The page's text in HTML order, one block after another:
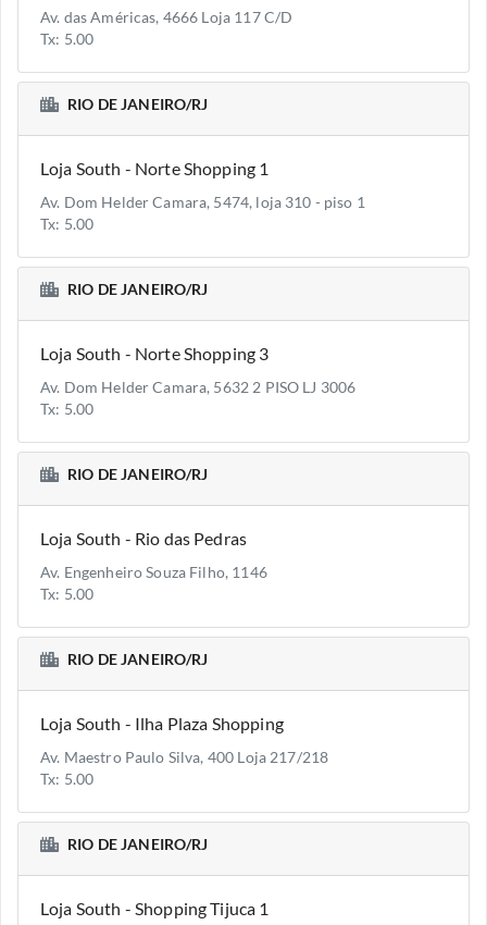
Av. das Américas, 4666 Loja 117 C/D
Tx: 5.00
RIO DE JANEIRO/RJ
Loja South - Norte Shopping 1
Av. Dom Helder Camara, 5474, loja 310 - piso 1
Tx: 5.00
RIO DE JANEIRO/RJ
Loja South - Norte Shopping 3
Av. Dom Helder Camara, 5632 2 PISO LJ 3006
Tx: 5.00
RIO DE JANEIRO/RJ
Loja South - Rio das Pedras
Av. Engenheiro Souza Filho, 1146
Tx: 5.00
RIO DE JANEIRO/RJ
Loja South - Ilha Plaza Shopping
Av. Maestro Paulo Silva, 400 Loja 217/218
Tx: 5.00
RIO DE JANEIRO/RJ
Loja South - Shopping Tijuca 1